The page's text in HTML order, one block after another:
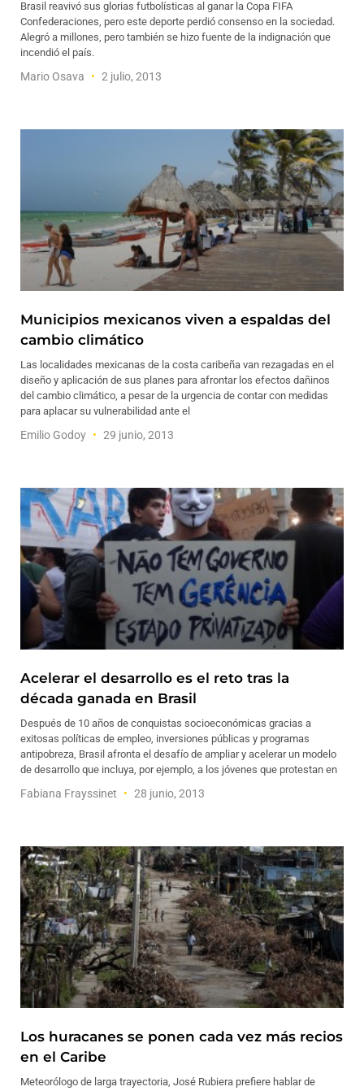
Brasil reavivó sus glorias futbolísticas al ganar la Copa FIFA
Confederaciones, pero este deporte perdió consenso en la sociedad.
Alegró a millones, pero también se hizo fuente de la indignación que
incendió el país.
Mario Osava 2 julio, 2013
Municipios mexicanos viven a espaldas del
cambio climático
Las localidades mexicanas de la costa caribeña van rezagadas en el
diseño y aplicación de sus planes para afrontar los efectos dañinos
del cambio climático, a pesar de la urgencia de contar con medidas
para aplacar su vulnerabilidad ante el
Emilio Godoy 29 junio, 2013
Acelerar el desarrollo es el reto tras la
década ganada en Brasil
Después de 10 años de conquistas socioeconómicas gracias a
exitosas políticas de empleo, inversiones públicas y programas
antipobreza, Brasil afronta el desafío de ampliar y acelerar un modelo
de desarrollo que incluya, por ejemplo, a los jóvenes que protestan en
Fabiana Frayssinet 28 junio, 2013
Los huracanes se ponen cada vez más recios
en el Caribe
Meteorólogo de larga trayectoria, José Rubiera prefiere hablar de